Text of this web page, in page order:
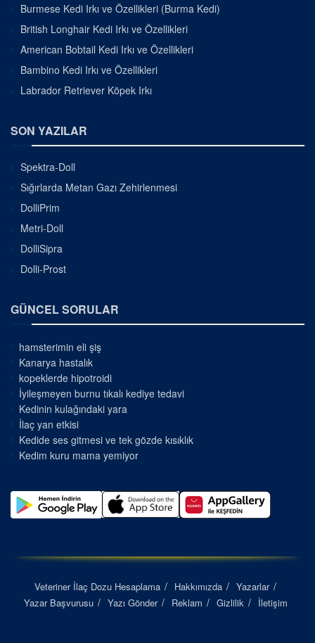
Burmese Kedi Irkı ve Özellikleri (Burma Kedi)
British Longhair Kedi Irkı ve Özellikleri
American Bobtail Kedi Irkı ve Özellikleri
Bambino Kedi Irkı ve Özellikleri
Labrador Retriever Köpek Irkı
SON YAZILAR
Spektra-Doll
Sığırlarda Metan Gazı Zehirlenmesi
DolliPrim
Metri-Doll
DolliSipra
Dolli-Prost
GÜNCEL SORULAR
hamsterimin eli şiş
Kanarya hastalık
kopeklerde hipotroidi
İyileşmeyen burnu tıkalı kediye tedavi
Kedinin kulağındaki yara
İlaç yan etkisi
Kedide ses gitmesi ve tek gözde kısıklık
Kedim kuru mama yemiyor
Veteriner İlaç Dozu Hesaplama Hakkımızda
Yazarlar
Yazar Başvurusu
Yazı Gönder Reklam Gizlilik İletişim